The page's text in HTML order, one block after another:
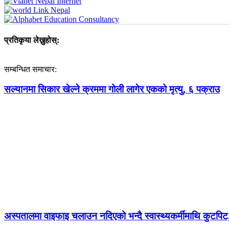
प्रतिकृया लेख्नुहोस्:
सम्बन्धित समाचार:
सल्यानमा सिकार खेल्ने क्रममा गोली लागेर एकको मृत्यु, ६ पक्राउ
अस्पतालमा वाइफाइ चलाउन नदिएको भन्दै स्वास्थ्यकर्मीमाथि